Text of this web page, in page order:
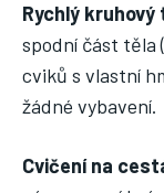
Rychlý
spodní část těla
cviků s vlastní
žádné vybavení.
Cvičení na